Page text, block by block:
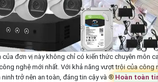
đơn vị này không chỉ có kiến thức chuyên môn
nghệ mới nhất. Với khả năng vượt trội của
trở nên an toàn, đáng tin cậy và ®️ Hoàn toàn